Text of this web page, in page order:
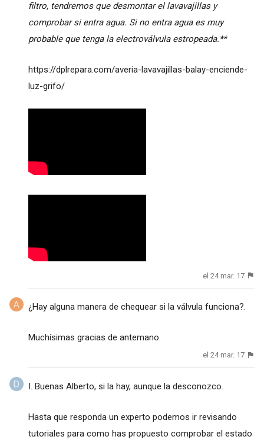
filtro, tendremos que desmontar el lavavajillas y
comprobar si entra agua. Si no entra agua es muy
probable que tenga la electroválvula estropeada.**
https://dplrepara.com/averia-lavavajillas-balay-enciende-
luz-grifo/
el 24 mar. 17
¿Hay alguna manera de chequear si la válvula funciona?.
Muchísimas gracias de antemano.
el 24 mar. 17
I. Buenas Alberto, si la hay, aunque la desconozco.
Hasta que responda un experto podemos ir revisando
tutoriales para como has propuesto comprobar el estado